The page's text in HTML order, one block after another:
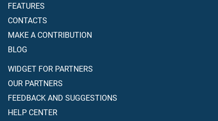
FEATURES
CONTACTS
MAKE A CONTRIBUTION
BLOG
WIDGET FOR PARTNERS
OUR PARTNERS
FEEDBACK AND SUGGESTIONS
HELP CENTER